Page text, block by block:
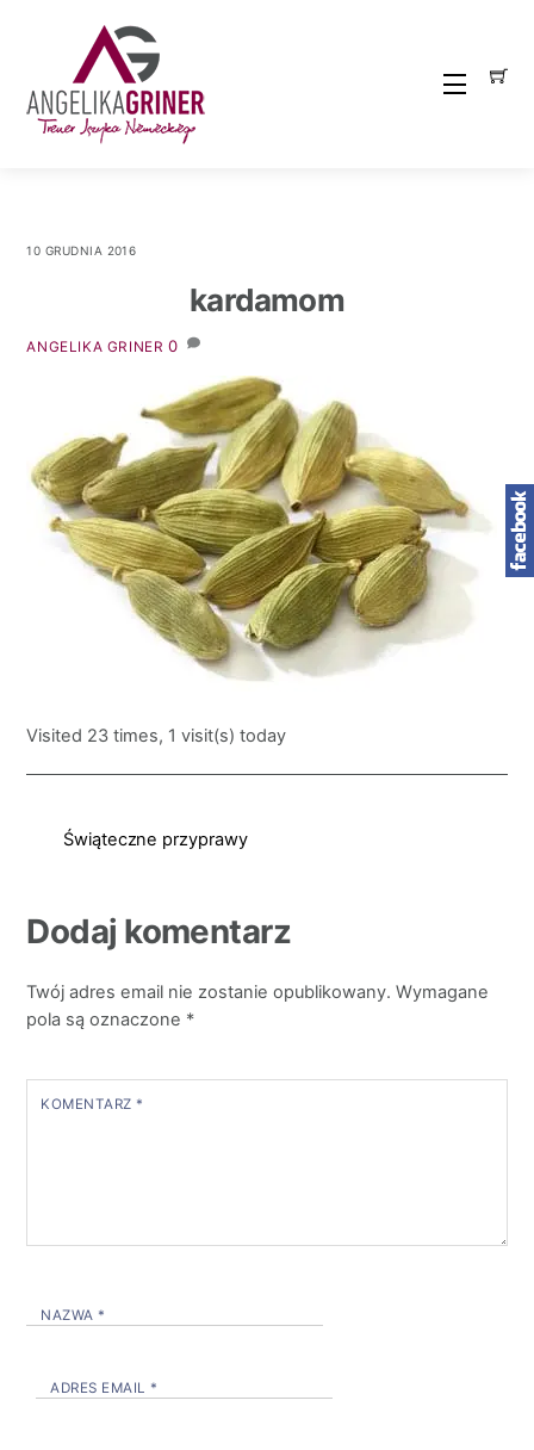
Menu
10 GRUDNIA 2016
kardamom
ANGELIKA GRINER 0
Visited 23 times, 1 visit(s) today
Świąteczne przyprawy
Dodaj komentarz
Twój adres email nie zostanie opublikowany. Wymagane
pola są oznaczone *
KOMENTARZ *
NAZWA *
ADRES EMAIL *